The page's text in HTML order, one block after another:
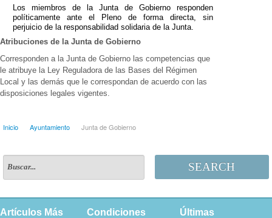
Los miembros de la Junta de Gobierno responden
políticamente ante el Pleno de forma directa, sin
perjuicio de la responsabilidad solidaria de la Junta.
Atribuciones de la Junta de Gobierno
Corresponden a la Junta de Gobierno las competencias que
le atribuye la Ley Reguladora de las Bases del Régimen
Local y las demás que le correspondan de acuerdo con las
disposiciones legales vigentes.
Inicio Ayuntamiento Junta de Gobierno
SEARCH
Artículos Más
Condiciones
Últimas